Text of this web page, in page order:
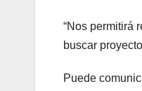
“Nos permitirá
buscar
Puede